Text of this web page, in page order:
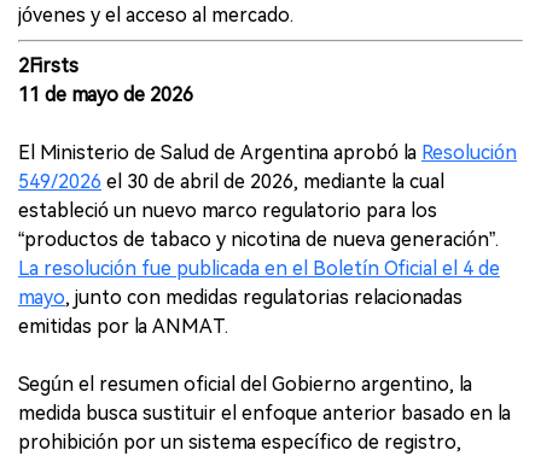
jóvenes y el acceso al mercado.
2Firsts
11 de mayo de 2026
El Ministerio de Salud de Argentina aprobó la Resolución
549/2026 el 30 de abril de 2026, mediante la cual
estableció un nuevo marco regulatorio para los
“productos de tabaco y nicotina de nueva generación”.
La resolución fue publicada en el Boletín Oficial el 4 de
mayo, junto con medidas regulatorias relacionadas
emitidas por la ANMAT.
Según el resumen oficial del Gobierno argentino, la
medida busca sustituir el enfoque anterior basado en la
prohibición por un sistema específico de registro,